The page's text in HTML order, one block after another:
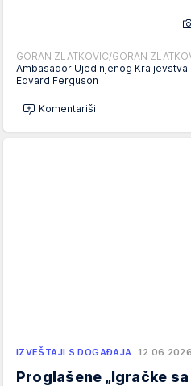
GORAN ZLATKOVIC/GORAN
Ambasador Ujedinjenog Kraljevstva
Edvard Ferguson
Komentariši
IZVEŠTAJI S DOGAĐAJA
Proglašene „Igračke